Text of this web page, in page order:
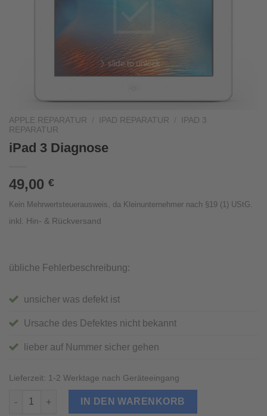
APPLE REPARATUR IPAD REPARATUR
IPAD 3
REPARATUR
iPad 3 Diagnose
49,00 €
Kein Mehrwertsteuerausweis, da Kleinunternehmer nach §19 (1) UStG.
inkl. Hin- & Rückversand
übliche Fehlerbeschreibung:
unsicher was defekt ist
Ursache des Defektes nicht bekannt
lieber auf Nummer sicher gehen
Lieferzeit: 1-2 Werktage nach Geräteeingang
iPad 3 Diagnose Menge
IN DEN WARENKORB